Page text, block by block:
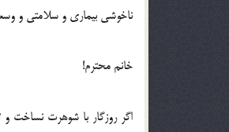
ناخوشي بيماري و سلامتي و
خانم محترم!
اگر روزگار با شوهرت نساخت و